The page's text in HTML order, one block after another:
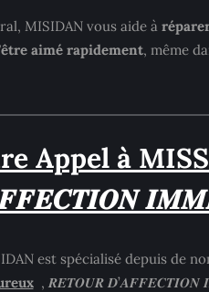
MISIDAN vous aide à
aimé rapidement, même
Appel à
est spécialisé depuis de
, 𝑹𝑬𝑻𝑶𝑼𝑹 𝑫’𝑨𝑭𝑭𝑬𝑪𝑻𝑰𝑶𝑵